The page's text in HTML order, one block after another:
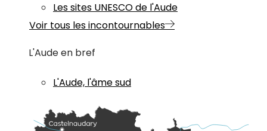
Les sites UNESCO de l'Aude
Voir tous les incontournables
L'Aude en bref
L'Aude, l'âme sud